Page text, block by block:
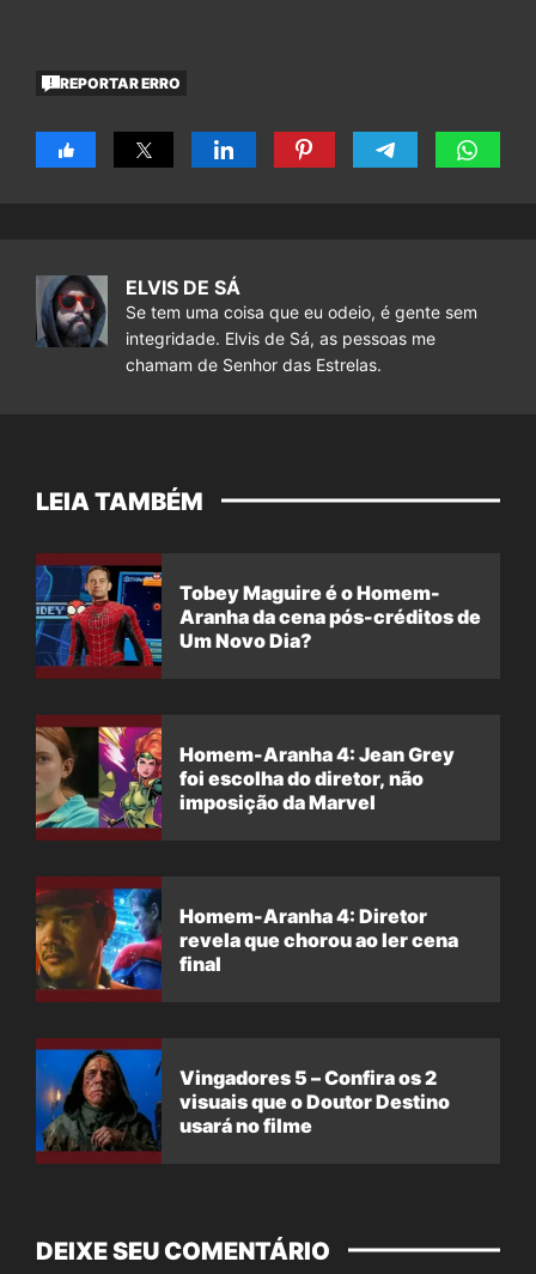
REPORTAR ERRO
ELVIS DE SÁ
Se tem uma coisa que eu odeio, é gente sem
integridade. Elvis de Sá, as pessoas me
chamam de Senhor das Estrelas.
LEIA TAMBÉM
Tobey Maguire é o Homem-
Aranha da cena pós-créditos de
Um Novo Dia?
Homem-Aranha 4: Jean Grey
foi escolha do diretor, não
imposição da Marvel
Homem-Aranha 4: Diretor
revela que chorou ao ler cena
final
Vingadores 5 – Confira os 2
visuais que o Doutor Destino
usará no filme
DEIXE SEU COMENTÁRIO